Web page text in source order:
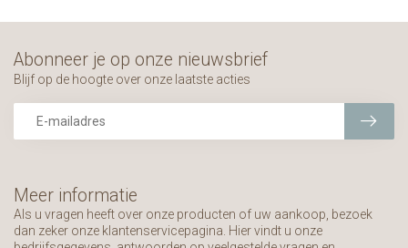
Meer informatie
Als u vragen heeft over onze producten of uw aankoop, bezoek
dan zeker onze klantenservicepagina. Hier vindt u onze
Abonneer je op onze nieuwsbrief
Blijf op de hoogte over onze laatste acties